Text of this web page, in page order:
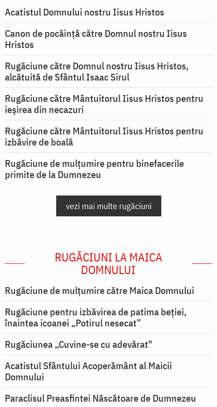
Acatistul Domnului nostru Iisus Hristos
Canon de pocăință către Domnul nostru Iisus
Hristos
Rugăciune către Domnul nostru Iisus Hristos,
alcătuită de Sfântul Isaac Sirul
Rugăciune către Mântuitorul Iisus Hristos pentru
ieşirea din necazuri
Rugăciune către Mântuitorul Iisus Hristos pentru
izbăvire de boală
Rugăciune de mulțumire pentru binefacerile
primite de la Dumnezeu
vezi mai multe rugăciuni
RUGĂCIUNI LA MAICA
DOMNULUI
Rugăciune de mulţumire către Maica Domnului
Rugăciune pentru izbăvirea de patima beției,
înaintea icoanei „Potirul nesecat”
Rugăciunea „Cuvine-se cu adevărat"
Acatistul Sfântului Acoperământ al Maicii
Domnului
Paraclisul Preasfintei Născătoare de Dumnezeu